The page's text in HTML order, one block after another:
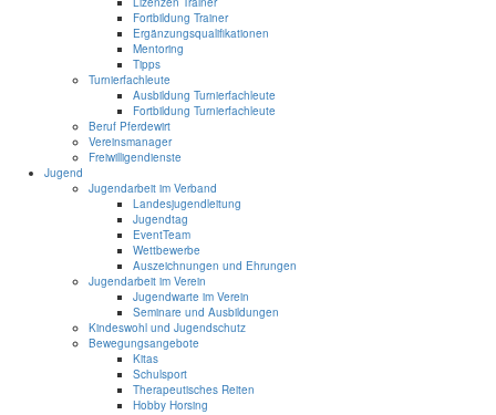
Fortbildung Trainer
Ergänzungsqualifikationen
Mentoring
Tipps
Turnierfachleute
Ausbildung Turnierfachleute
Fortbildung Turnierfachleute
Beruf Pferdewirt
Vereinsmanager
Freiwilligendienste
Jugend
Jugendarbeit im Verband
Landesjugendleitung
Jugendtag
EventTeam
Wettbewerbe
Auszeichnungen und Ehrungen
Jugendarbeit im Verein
Jugendwarte im Verein
Seminare und Ausbildungen
Kindeswohl und Jugendschutz
Bewegungsangebote
Kitas
Schulsport
Therapeutisches Reiten
Hobby Horsing